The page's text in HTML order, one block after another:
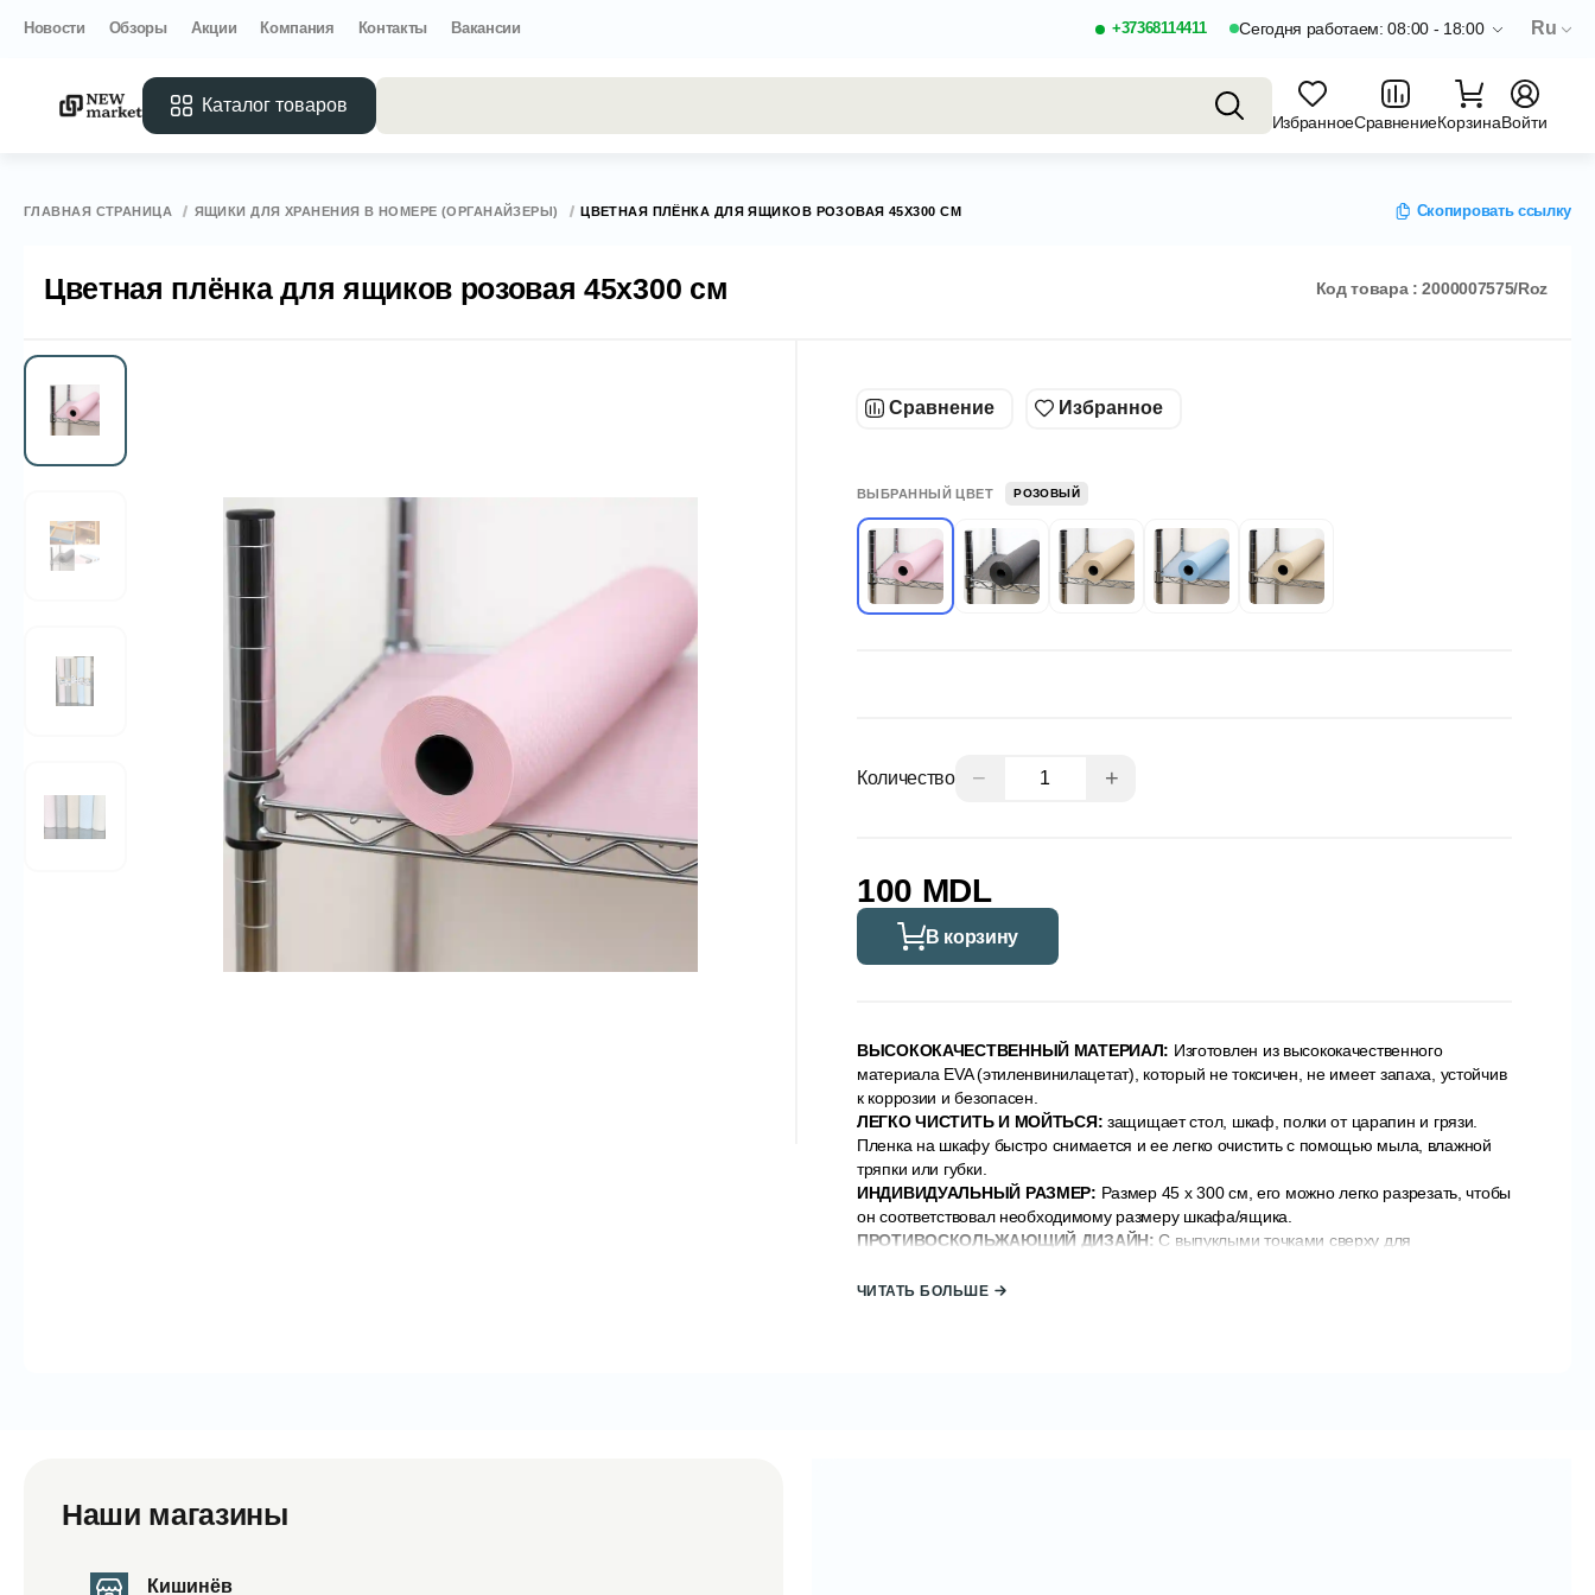
Новости Обзоры Акции Компания Контакты Вакансии +37368114411 Сегодня работаем: 08:00 - 18:00 Ru
Каталог товаров
ИзбранноеСравнениеКорзинаВойти
ГЛАВНАЯ СТРАНИЦА ЯЩИКИ ДЛЯ ХРАНЕНИЯ В НОМЕРЕ (ОРГАНАЙЗЕРЫ) ЦВЕТНАЯ ПЛЁНКА ДЛЯ ЯЩИКОВ РОЗОВАЯ 45Х300 СМ Скопировать ссылку
Цветная плёнка для ящиков розовая 45х300 см Код товара : 2000007575/Roz
Сравнение Избранное
ВЫБРАННЫЙ ЦВЕТ РОЗОВЫЙ
Количество − +
100 MDL
В корзину
ВЫСОКОКАЧЕСТВЕННЫЙ МАТЕРИАЛ: Изготовлен из высококачественного
материала EVA (этиленвинилацетат), который не токсичен, не имеет запаха, устойчив
к коррозии и безопасен.
ЛЕГКО ЧИСТИТЬ И МОЙТЬСЯ: защищает стол, шкаф, полки от царапин и грязи.
Пленка на шкафу быстро снимается и ее легко очистить с помощью мыла, влажной
тряпки или губки.
ИНДИВИДУАЛЬНЫЙ РАЗМЕР: Размер 45 x 300 см, его можно легко разрезать, чтобы
он соответствовал необходимому размеру шкафа/ящика.
ПРОТИВОСКОЛЬЖАЮЩИЙ ДИЗАЙН: С выпуклыми точками сверху для
адсорбцией. Все предназначено для предотвращения скольжения предметов или
ЧИТАТЬ БОЛЬШЕ
Наши магазины
Кишинёв